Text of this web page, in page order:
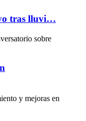
tras lluvi…